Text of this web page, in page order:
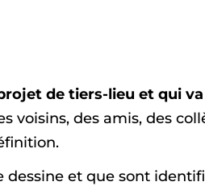
de tiers-lieu et qui
voisins, des amis, des
dessine et que sont